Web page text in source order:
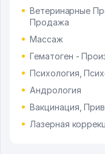
Ветеринарные
Продажа
Массаж
Гематоген -
Психология,
Андрология
Вакцинация,
Лазерная